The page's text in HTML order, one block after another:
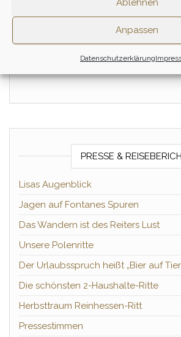
Ablehnen
Anpassen
Datenschutzerklärung
PRESSE &
Lisas Augenblick
Jagen auf Fontanes Spuren
Das Wandern ist des Reiters Lust
Unsere Polenritte
Der Urlaubsspruch heißt „Bier auf
Die schönsten 2-Haushalte-Ritte
Herbsttraum Reinhessen-Ritt
Pressestimmen